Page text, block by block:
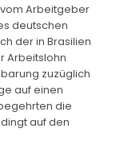
Arbeitgeber
deutschen
der in Brasilien
Arbeitslohn
zuzüglich
auf einen
die
auf den